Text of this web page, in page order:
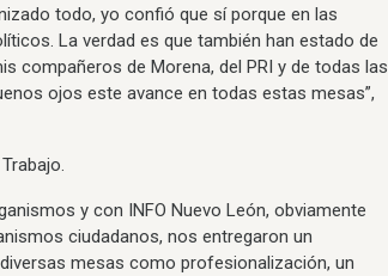
todo, yo confió que sí porque en las
La verdad es que también han estado de
compañeros de Morena, del PRI y de todas las
ojos este avance en todas estas mesas”,
y con INFO Nuevo León, obviamente
ciudadanos, nos entregaron un
mesas como profesionalización, un